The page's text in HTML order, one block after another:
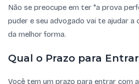
Não se preocupe em ter "a prova
puder e seu advogado vai te ajudar a
da melhor forma.
Qual o Prazo para
Você tem um prazo para entrar com